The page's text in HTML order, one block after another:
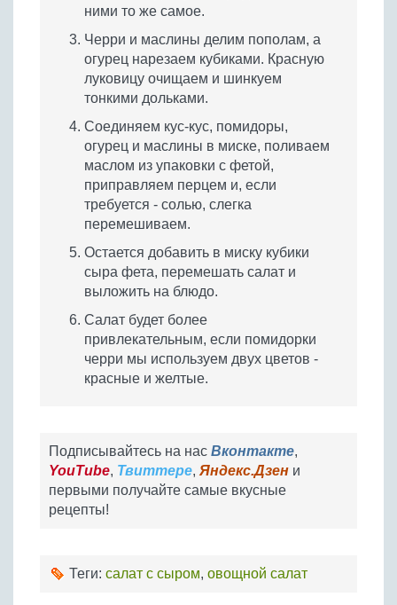
ними то же самое.
Черри и маслины делим пополам, а
огурец нарезаем кубиками. Красную
луковицу очищаем и шинкуем
тонкими дольками.
Соединяем кус-кус, помидоры,
огурец и маслины в миске, поливаем
маслом из упаковки с фетой,
приправляем перцем и, если
требуется - солью, слегка
перемешиваем.
Остается добавить в миску кубики
сыра фета, перемешать салат и
выложить на блюдо.
Салат будет более
привлекательным, если помидорки
черри мы используем двух цветов -
красные и желтые.
Подписывайтесь на нас Вконтакте,
YouTube, Твиттере, Яндекс.Дзен и
первыми получайте самые вкусные
рецепты!
Теги: салат с сыром, овощной салат